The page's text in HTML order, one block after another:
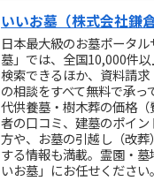
いいお墓（株式会社鎌倉
日本最大級のお墓ポータ
墓」では、全国10,000件
検索できるほか、資料請
の相談をすべて無料で承っ
代供養墓・樹木葬の価格
者の口コミ、建墓のポイ
方や、お墓の引越し（改
する情報も満載。霊園・
いお墓」にお任せください。